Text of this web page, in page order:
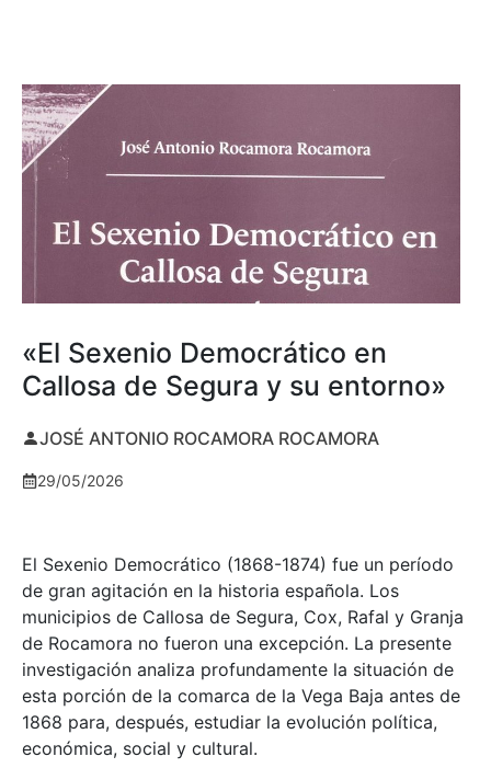
«El Sexenio Democrático en
Callosa de Segura y su entorno»
JOSÉ ANTONIO ROCAMORA ROCAMORA
29/05/2026
El Sexenio Democrático (1868-1874) fue un período
de gran agitación en la historia española. Los
municipios de Callosa de Segura, Cox, Rafal y Granja
de Rocamora no fueron una excepción. La presente
investigación analiza profundamente la situación de
esta porción de la comarca de la Vega Baja antes de
1868 para, después, estudiar la evolución política,
económica, social y cultural.